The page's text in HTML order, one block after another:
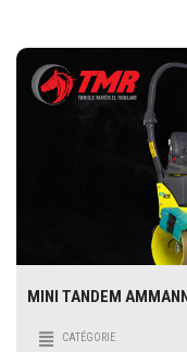
MINI TANDEM
CATÉGORIE